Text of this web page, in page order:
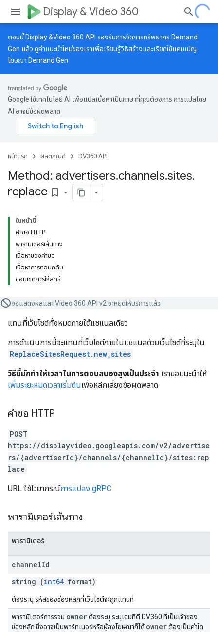
Display & Video 360
ตอนนี้ Display &Video 360 API รองรับการจัดการทรัพยากร Demand
Gen แล้ว ดูคำแนะนำใหม่ของเราเพื่อเรียนรู้วิธีสร้างและเรียกใช้แคมเปญ
โฆษณา Demand Gen
Google ใช้เทคโนโลยี AI เพื่อแปลเนื้อหาเป็นภาษาที่คุณต้องการ การแปลโดย
AI อาจมีข้อผิดพลาด
หน้าแรก ผลิตภัณฑ์ DV360 API
Method: advertisers.channels.sites.
replace bookmark_border
ในหน้านี้
คำขอ HTTP
พารามิเตอร์เส้นทาง
เนื้อหาของคำขอ
เนื้อหาการตอบกลับ
ขอบเขตการให้สิทธิ์
จอแสดงผลและ Video 360 API v2 จะหยุดให้บริการแล้ว
แทนที่เว็บไซต์ทั้งหมดภายใต้แชแนลเดียว
การดำเนินการนี้จะแทนที่เว็บไซต์ภายในแชแนลด้วยเว็บไซต์ที่ระบุใน
ReplaceSitesRequest.new_sites
วิธีนี้มักทำให้เวลาในการตอบสนองสูงเป็นประจำ เราขอแนะนำให้
เพิ่มระยะหมดเวลาเริ่มต้นเพื่อหลีกเลี่ยงข้อผิดพลาด
คำขอ HTTP
POST
https://displayvideo.googleapis.com/v2/advertise
rs/{advertiserId}/channels/{channelId}/sites:rep
lace
URL ใช้ไวยากรณ์การแปลง gRPC
พารามิเตอร์เส้นทาง
พารามิเตอร์
channelId
string (int64 format)
ต้องระบุ รหัสของช่องหลักที่เว็บไซต์จะถูกแทนที่
พารามิเตอร์การรวม ownerต้องระบุ ระบุเอนทิตี DV360 ที่เป็นเจ้าของ
ช่องหลัก ซึ่งอาจเป็นพาร์ทเนอร์หรือผู้ลงโฆษณาก็ได้ ownerต้องเป็นค่าใด